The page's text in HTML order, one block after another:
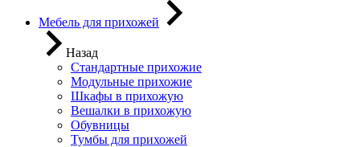
Мебель для прихожей
Назад
Стандартные прихожие
Модульные прихожие
Шкафы в прихожую
Вешалки в прихожую
Обувницы
Тумбы для прихожей